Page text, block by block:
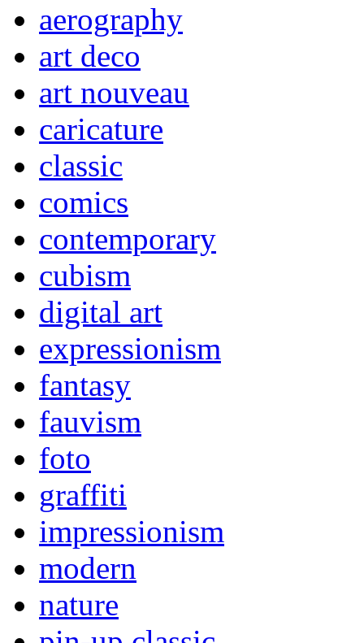
aerography
art deco
art nouveau
caricature
classic
comics
contemporary
cubism
digital art
expressionism
fantasy
fauvism
foto
graffiti
impressionism
modern
nature